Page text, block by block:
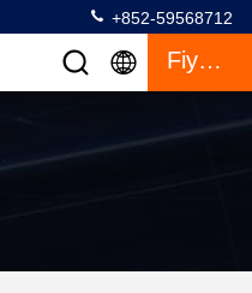
+852-59568712
Fiyat Teklifi